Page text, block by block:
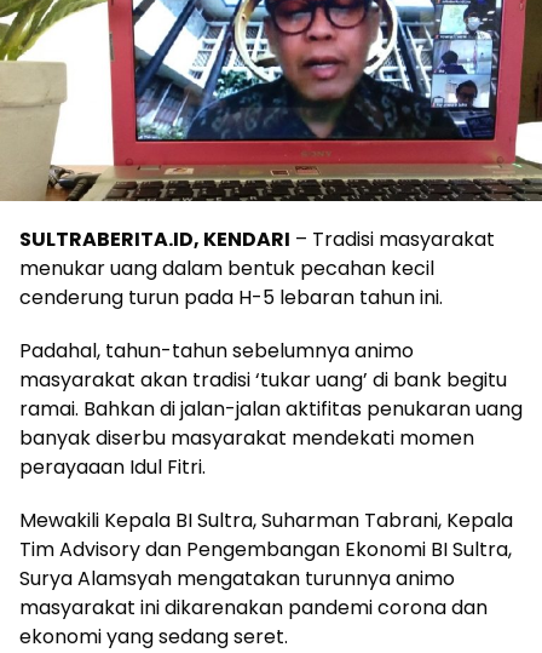
SULTRABERITA.ID, KENDARI – Tradisi masyarakat
menukar uang dalam bentuk pecahan kecil
cenderung turun pada H-5 lebaran tahun ini.
Padahal, tahun-tahun sebelumnya animo
masyarakat akan tradisi ‘tukar uang’ di bank begitu
ramai. Bahkan di jalan-jalan aktifitas penukaran uang
banyak diserbu masyarakat mendekati momen
perayaaan Idul Fitri.
Mewakili Kepala BI Sultra, Suharman Tabrani, Kepala
Tim Advisory dan Pengembangan Ekonomi BI Sultra,
Surya Alamsyah mengatakan turunnya animo
masyarakat ini dikarenakan pandemi corona dan
ekonomi yang sedang seret.